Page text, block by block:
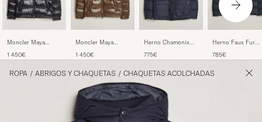
Moncler Maya
1 450€
Moncler Maya
1 450€
Herno Chamonix
775€
Herno Faux Fur
785€
ROPA / ABRIGOS Y CHAQUETAS / CHAQUETAS ACOLCHADAS